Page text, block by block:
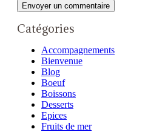
Catégories
Accompagnements
Bienvenue
Blog
Boeuf
Boissons
Desserts
Epices
Fruits de mer